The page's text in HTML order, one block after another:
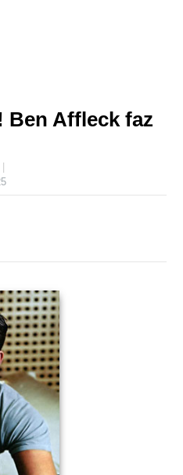
Ben Affleck faz